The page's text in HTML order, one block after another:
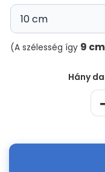
(A szélesség így 9 cm
Hány